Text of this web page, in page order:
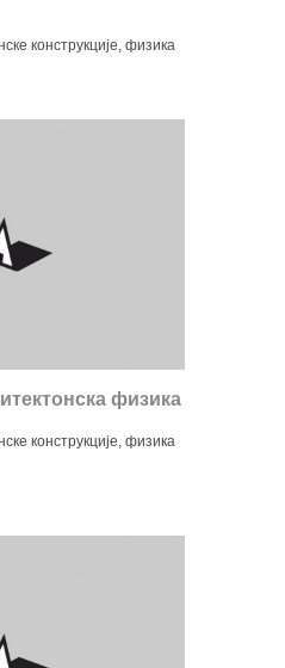
конструкције, физика
физика
конструкције, физика